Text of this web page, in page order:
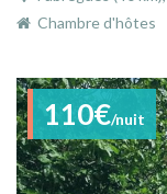
Chambre d'hôtes
110€/nuit